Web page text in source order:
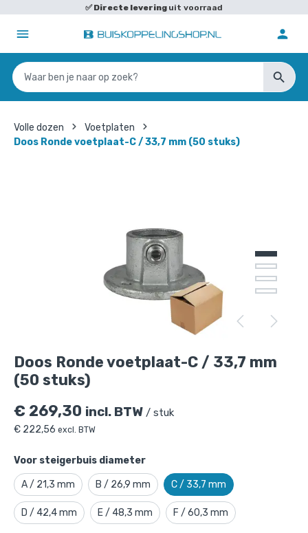
✅Directe levering uit voorraad
Volle dozen
Voetplaten
Doos Ronde voetplaat-C / 33,7 mm (50 stuks)
Doos Ronde voetplaat-C / 33,7 mm
(50 stuks)
€ 269,30 incl. BTW / stuk
€ 222,56 excl. BTW
Voor steigerbuis diameter
A / 21,3 mm B / 26,9 mm C / 33,7 mm
D / 42,4 mm E / 48,3 mm F / 60,3 mm
Doos Ronde voetplaat-C / 33,7 mm (50
Doos Ronde voetplaat-C / 33,7 mm
(50 stuks)
Gekozen aantal: x1